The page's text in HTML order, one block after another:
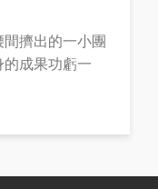
擠出的一小團
成果功虧一